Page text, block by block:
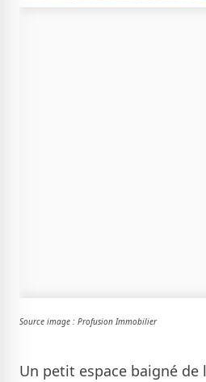
Source image : Profusion Immobilier
Un petit espace baigné